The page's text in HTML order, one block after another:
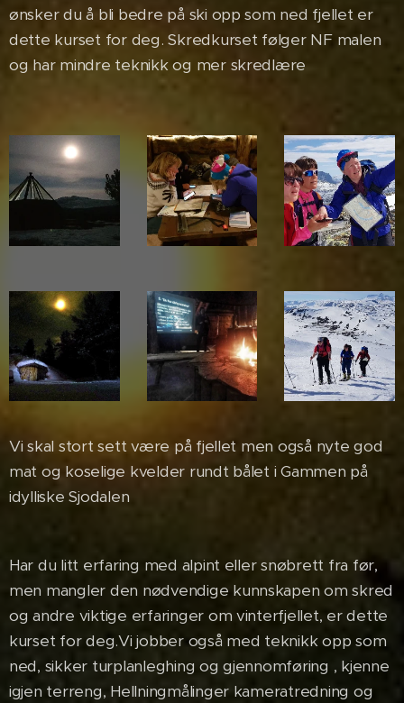
ønsker du å bli bedre på ski opp som ned fjellet er
dette kurset for deg. Skredkurset følger NF malen
og har mindre teknikk og mer skredlære
Vi skal stort sett være på fjellet men også nyte god
mat og koselige kvelder rundt bålet i Gammen på
idylliske Sjodalen
Har du litt erfaring med alpint eller snøbrett fra før,
men mangler den nødvendige kunnskapen om skred
og andre viktige erfaringer om vinterfjellet, er dette
kurset for deg.Vi jobber også med teknikk opp som
ned, sikker turplanleghing og gjennomføring , kjenne
igjen terreng, Hellningmålinger kameratredning og